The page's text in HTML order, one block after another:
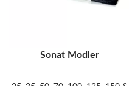
Sonat Modler